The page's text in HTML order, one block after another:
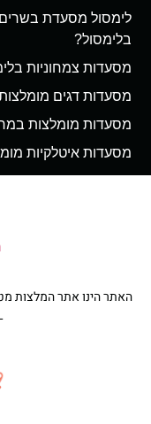
לימסול מסעדת בשרים
בלימסול?
מסעדות צמחוניות
מסעדות דגים
מסעדות מומלצות
מסעדות איטלקיות
האתר הינו אתר המלצות